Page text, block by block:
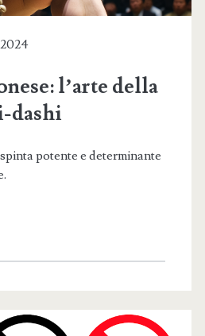
l’arte della
dashi
potente e determinante